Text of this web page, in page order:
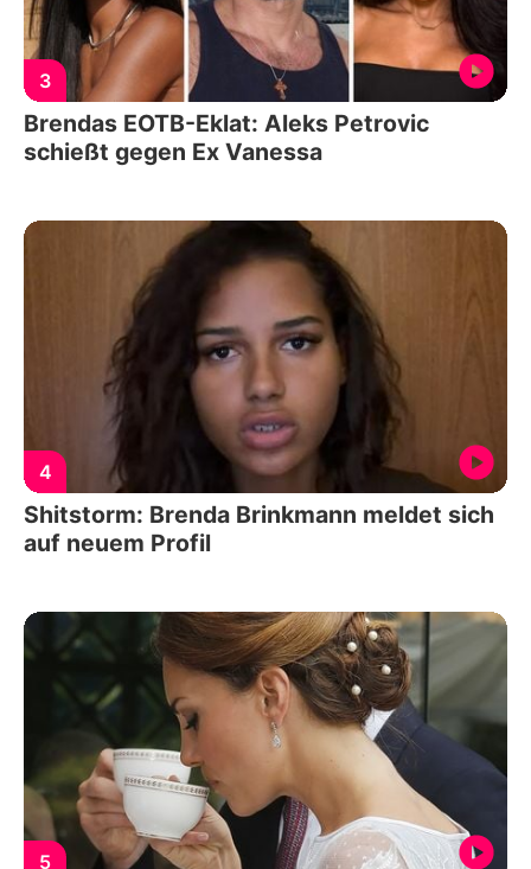
3
Brendas EOTB-Eklat: Aleks Petrovic
schießt gegen Ex Vanessa
4
Shitstorm: Brenda Brinkmann meldet sich
auf neuem Profil
5